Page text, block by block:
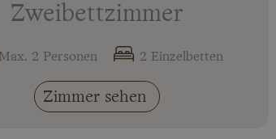
Zweibettzimmer
Max. 2 Personen 2 Einzelbetten
Zimmer sehen